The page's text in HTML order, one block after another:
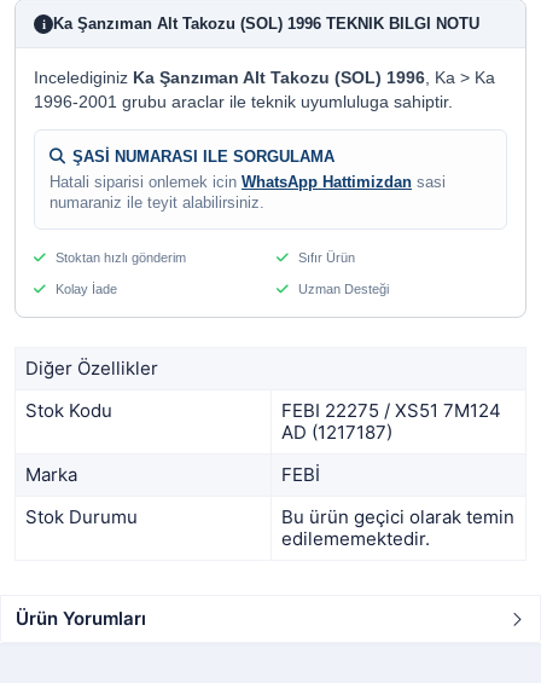
i Ka Şanzıman Alt Takozu (SOL) 1996 TEKNIK BILGI NOTU
Incelediginiz Ka Şanzıman Alt Takozu (SOL) 1996, Ka > Ka
1996-2001 grubu araclar ile teknik uyumluluga sahiptir.
ŞASİ NUMARASI ILE SORGULAMA
Hatali siparisi onlemek icin WhatsApp Hattimizdan sasi
numaraniz ile teyit alabilirsiniz.
Stoktan hızlı gönderim Sıfır Ürün
Kolay İade Uzman Desteği
Diğer Özellikler
Stok Kodu
FEBI 22275 / XS51 7M124
AD (1217187)
Marka
FEBİ
Stok Durumu
Bu ürün geçici olarak temin
edilememektedir.
Ürün Yorumları